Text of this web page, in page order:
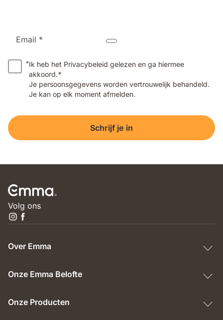
Email *
*Ik heb het Privacybeleid gelezen en ga hiermee
akkoord.*
Je persoonsgegevens worden vertrouwelijk behandeld.
Je kan op elk moment afmelden.
Schrijf je in
Volg ons
Over Emma
Onze Emma Belofte
Onze Producten